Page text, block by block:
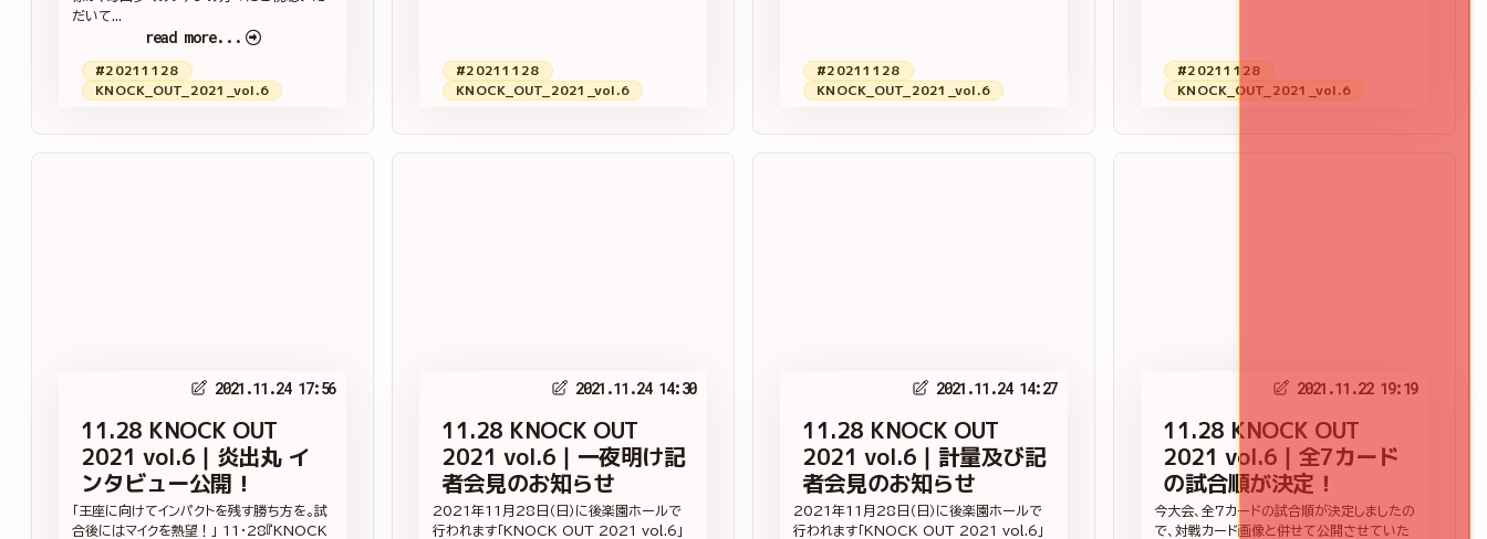
だいて...
read more...
#20211128
KNOCK_OUT_2021_vol.6
#20211128
KNOCK_OUT_2021_vol.6
#20211128
KNOCK_OUT_2021_vol.6
#20211128
KNOCK_OUT_2021_vol.6
2021.11.24 17:56
11.28 KNOCK OUT
2021 vol.6｜炎出丸 イ
ンタビュー公開！
「王座に向けてインパクトを残す勝ち方を。試
合後にはマイクを熱望！」 11・28『KNOCK
2021.11.24 14:30
11.28 KNOCK OUT
2021 vol.6｜一夜明け記
者会見のお知らせ
2021年11月28日（日）に後楽園ホールで
行われます「KNOCK OUT 2021 vol.6」
2021.11.24 14:27
11.28 KNOCK OUT
2021 vol.6｜計量及び記
者会見のお知らせ
2021年11月28日（日）に後楽園ホールで
行われます「KNOCK OUT 2021 vol.6」
2021.11.22 19:19
11.28 KNOCK OUT
2021 vol.6｜全7カード
の試合順が決定！
今大会、全7カードの試合順が決定しましたの
で、対戦カード画像と併せて公開させていた